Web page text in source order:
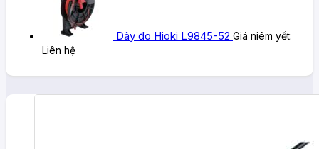
Dây đo Hioki L9845-52 Giá niêm yết:
Liên hệ